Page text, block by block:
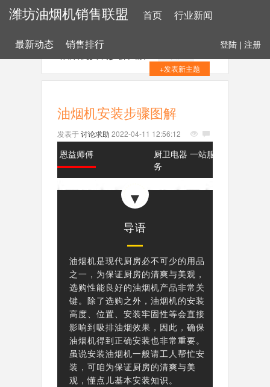
潍坊油烟机销售联盟 首页 行业新闻
最新动态 销售排行 登陆 | 注册
+发表新主题
油烟机安装步骤图解
发表于讨论求助 2022-04-11 12:56:12
恩益师傅
厨卫电器 一站服
务
▼
导语
油烟机是现代厨房必不可少的用品
之一，为保证厨房的清爽与美观，
选购性能良好的油烟机产品非常关
键。除了选购之外，油烟机的安装
高度、位置、安装牢固性等会直接
影响到吸排油烟效果，因此，确保
油烟机得到正确安装也非常重要。
虽说安装油烟机一般请工人帮忙安
装，可咱为保证厨房的清爽与美
观，懂点儿基本安装知识。